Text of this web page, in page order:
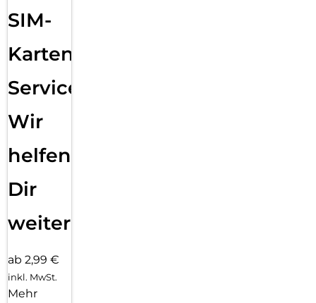
SIM-
Karten
Service:
Wir
helfen
Dir
weiter
ab 2,99 €
inkl. MwSt.
Mehr